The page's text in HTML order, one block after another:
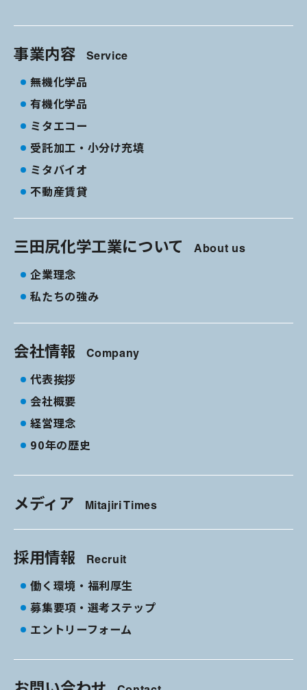
事業内容 Service
無機化学品
有機化学品
ミタエコー
受託加工・小分け充填
ミタバイオ
不動産賃貸
三田尻化学工業について About us
企業理念
私たちの強み
会社情報 Company
代表挨拶
会社概要
経営理念
90年の歴史
メディア Mitajiri Times
採用情報 Recruit
働く環境・福利厚生
募集要項・選考ステップ
エントリーフォーム